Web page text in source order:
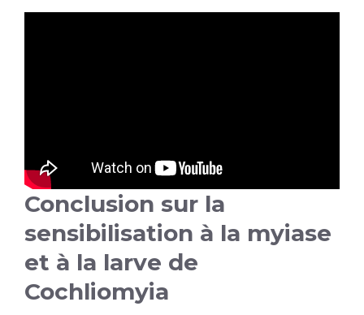
Conclusion sur la
sensibilisation à la myiase
et à la larve de
Cochliomyia